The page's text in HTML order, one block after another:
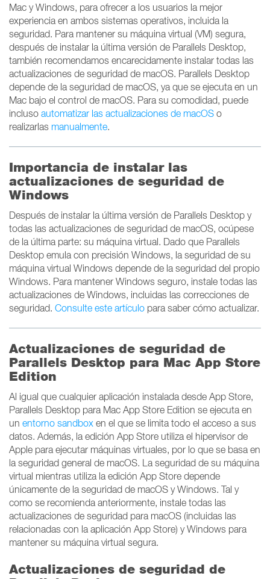
Mac y Windows, para ofrecer a los usuarios la mejor
experiencia en ambos sistemas operativos, incluida la
seguridad. Para mantener su máquina virtual (VM) segura,
después de instalar la última versión de Parallels Desktop,
también recomendamos encarecidamente instalar todas las
actualizaciones de seguridad de macOS. Parallels Desktop
depende de la seguridad de macOS, ya que se ejecuta en un
Mac bajo el control de macOS. Para su comodidad, puede
incluso automatizar las actualizaciones de macOS o
realizarlas manualmente.
Importancia de instalar las
actualizaciones de seguridad de
Windows
Después de instalar la última versión de Parallels Desktop y
todas las actualizaciones de seguridad de macOS, ocúpese
de la última parte: su máquina virtual. Dado que Parallels
Desktop emula con precisión Windows, la seguridad de su
máquina virtual Windows depende de la seguridad del propio
Windows. Para mantener Windows seguro, instale todas las
actualizaciones de Windows, incluidas las correcciones de
seguridad. Consulte este artículo para saber cómo actualizar.
Actualizaciones de seguridad de
Parallels Desktop para Mac App Store
Edition
Al igual que cualquier aplicación instalada desde App Store,
Parallels Desktop para Mac App Store Edition se ejecuta en
un entorno sandbox en el que se limita todo el acceso a sus
datos. Además, la edición App Store utiliza el hipervisor de
Apple para ejecutar máquinas virtuales, por lo que se basa en
la seguridad general de macOS. La seguridad de su máquina
virtual mientras utiliza la edición App Store depende
únicamente de la seguridad de macOS y Windows. Tal y
como se recomienda anteriormente, instale todas las
actualizaciones de seguridad para macOS (incluidas las
relacionadas con la aplicación App Store) y Windows para
mantener su máquina virtual segura.
Actualizaciones de seguridad de